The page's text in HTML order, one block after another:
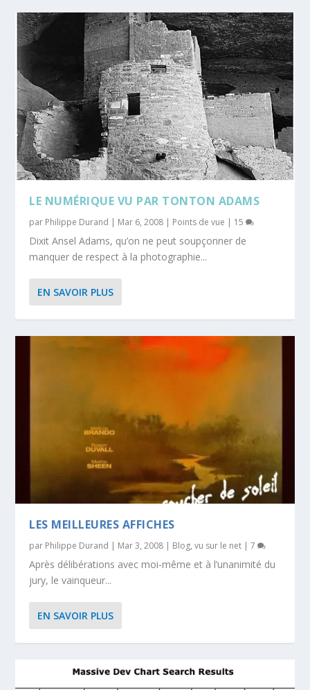
LE NUMÉRIQUE VU PAR TONTON ADAMS
par Philippe Durand | Mar 6, 2008 | Points de vue | 15
Dixit Ansel Adams, qu’on ne peut soupçonner de
manquer de respect à la photographie...
EN SAVOIR PLUS
LES MEILLEURES AFFICHES
par Philippe Durand | Mar 3, 2008 | Blog,vu sur le net |7
Après délibérations avec moi-même et à l’unanimité du
jury, le vainqueur...
EN SAVOIR PLUS